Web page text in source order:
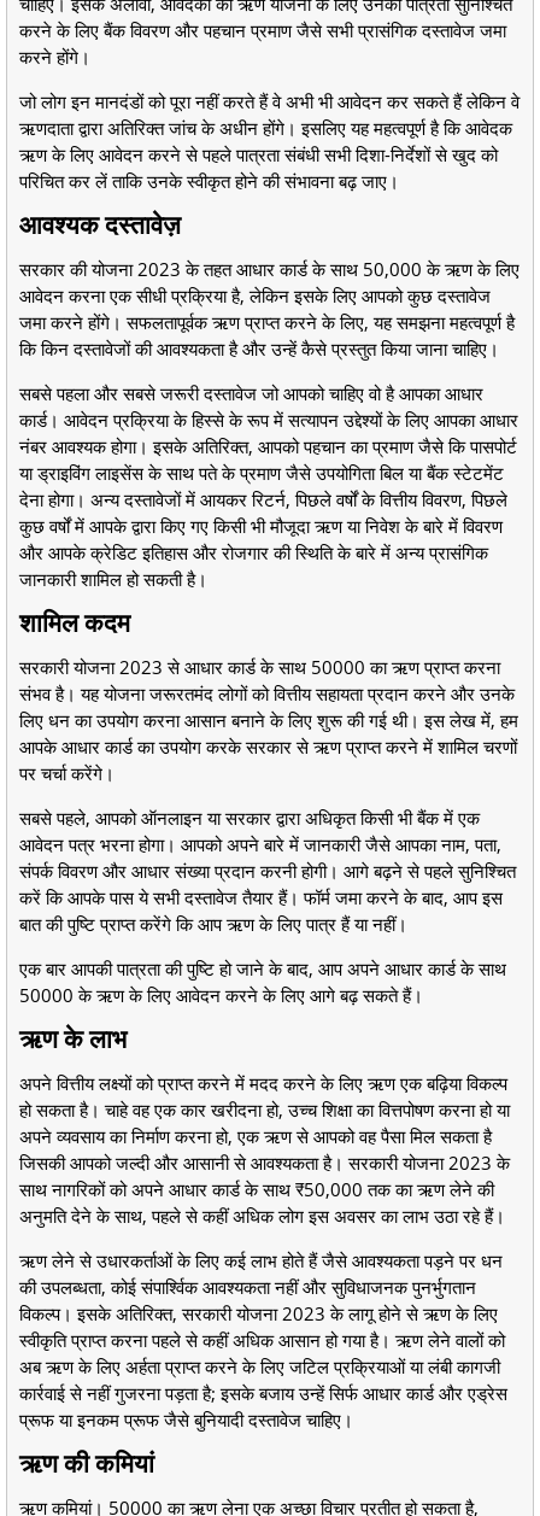
करने के लिए बैंक विवरण और पहचान प्रमाण जैसे सभी प्रासंगिक दस्तावेज जमा
करने होंगे।
जो लोग इन मानदंडों को पूरा नहीं करते हैं वे अभी भी आवेदन कर सकते हैं लेकिन वे
ऋणदाता द्वारा अतिरिक्त जांच के अधीन होंगे। इसलिए यह महत्वपूर्ण है कि आवेदक
ऋण के लिए आवेदन करने से पहले पात्रता संबंधी सभी दिशा-निर्देशों से खुद को
परिचित कर लें ताकि उनके स्वीकृत होने की संभावना बढ़ जाए।
आवश्यक दस्तावेज़
सरकार की योजना 2023 के तहत आधार कार्ड के साथ 50,000 के ऋण के लिए
आवेदन करना एक सीधी प्रक्रिया है, लेकिन इसके लिए आपको कुछ दस्तावेज
जमा करने होंगे। सफलतापूर्वक ऋण प्राप्त करने के लिए, यह समझना महत्वपूर्ण है
कि किन दस्तावेजों की आवश्यकता है और उन्हें कैसे प्रस्तुत किया जाना चाहिए।
सबसे पहला और सबसे जरूरी दस्तावेज जो आपको चाहिए वो है आपका आधार
कार्ड। आवेदन प्रक्रिया के हिस्से के रूप में सत्यापन उद्देश्यों के लिए आपका आधार
नंबर आवश्यक होगा। इसके अतिरिक्त, आपको पहचान का प्रमाण जैसे कि पासपोर्ट
या ड्राइविंग लाइसेंस के साथ पते के प्रमाण जैसे उपयोगिता बिल या बैंक स्टेटमेंट
देना होगा। अन्य दस्तावेजों में आयकर रिटर्न, पिछले वर्षों के वित्तीय विवरण, पिछले
कुछ वर्षों में आपके द्वारा किए गए किसी भी मौजूदा ऋण या निवेश के बारे में विवरण
और आपके क्रेडिट इतिहास और रोजगार की स्थिति के बारे में अन्य प्रासंगिक
जानकारी शामिल हो सकती है।
शामिल कदम
सरकारी योजना 2023 से आधार कार्ड के साथ 50000 का ऋण प्राप्त करना
संभव है। यह योजना जरूरतमंद लोगों को वित्तीय सहायता प्रदान करने और उनके
लिए धन का उपयोग करना आसान बनाने के लिए शुरू की गई थी। इस लेख में, हम
आपके आधार कार्ड का उपयोग करके सरकार से ऋण प्राप्त करने में शामिल चरणों
पर चर्चा करेंगे।
सबसे पहले, आपको ऑनलाइन या सरकार द्वारा अधिकृत किसी भी बैंक में एक
आवेदन पत्र भरना होगा। आपको अपने बारे में जानकारी जैसे आपका नाम, पता,
संपर्क विवरण और आधार संख्या प्रदान करनी होगी। आगे बढ़ने से पहले सुनिश्चित
करें कि आपके पास ये सभी दस्तावेज तैयार हैं। फॉर्म जमा करने के बाद, आप इस
बात की पुष्टि प्राप्त करेंगे कि आप ऋण के लिए पात्र हैं या नहीं।
एक बार आपकी पात्रता की पुष्टि हो जाने के बाद, आप अपने आधार कार्ड के साथ
50000 के ऋण के लिए आवेदन करने के लिए आगे बढ़ सकते हैं।
ऋण के लाभ
अपने वित्तीय लक्ष्यों को प्राप्त करने में मदद करने के लिए ऋण एक बढ़िया विकल्प
हो सकता है। चाहे वह एक कार खरीदना हो, उच्च शिक्षा का वित्तपोषण करना हो या
अपने व्यवसाय का निर्माण करना हो, एक ऋण से आपको वह पैसा मिल सकता है
जिसकी आपको जल्दी और आसानी से आवश्यकता है। सरकारी योजना 2023 के
साथ नागरिकों को अपने आधार कार्ड के साथ ₹50,000 तक का ऋण लेने की
अनुमति देने के साथ, पहले से कहीं अधिक लोग इस अवसर का लाभ उठा रहे हैं।
ऋण लेने से उधारकर्ताओं के लिए कई लाभ होते हैं जैसे आवश्यकता पड़ने पर धन
की उपलब्धता, कोई संपार्श्विक आवश्यकता नहीं और सुविधाजनक पुनर्भुगतान
विकल्प। इसके अतिरिक्त, सरकारी योजना 2023 के लागू होने से ऋण के लिए
स्वीकृति प्राप्त करना पहले से कहीं अधिक आसान हो गया है। ऋण लेने वालों को
अब ऋण के लिए अर्हता प्राप्त करने के लिए जटिल प्रक्रियाओं या लंबी कागजी
कार्रवाई से नहीं गुजरना पड़ता है; इसके बजाय उन्हें सिर्फ आधार कार्ड और एड्रेस
प्रूफ या इनकम प्रूफ जैसे बुनियादी दस्तावेज चाहिए।
ऋण की कमियां
ऋण कमियां। 50000 का ऋण लेना एक अच्छा विचार प्रतीत हो सकता है,